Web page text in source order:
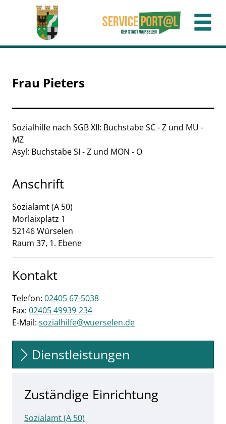
Zum Hauptinhalt springen
Zum Header
Zum Hauptinhalt
Zum Footer
Frau Pieters
Beschreibung
Sozialhilfe nach SGB XII: Buchstabe SC - Z und MU -
MZ
Asyl: Buchstabe SI - Z und MON - O
Anschrift
Sozialamt (A 50)
Morlaixplatz 1
52146Würselen
Raum 37, 1. Ebene
Kontakt
Telefon: 02405 67-5038
Fax: 02405 49939-234
E-Mail: sozialhilfe@wuerselen.de
Dienstleistungen
Zuständige Einrichtung
Sozialamt (A 50)